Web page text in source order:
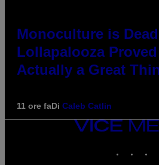
Monoculture is
Lollapalooza Proved
Actually a Great
11 ore faDi Caleb Catlin
VICE